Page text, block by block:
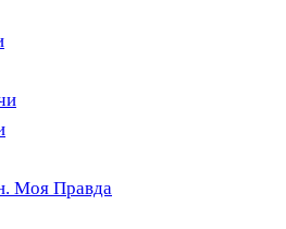
Моя Правда